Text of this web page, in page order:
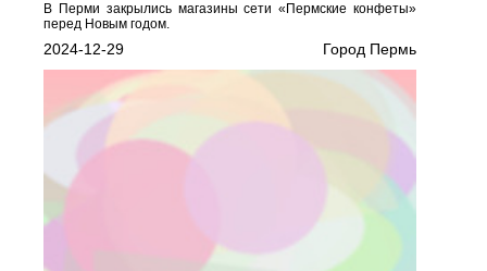
В Перми закрылись магазины сети «Пермские конфеты»
перед Новым годом.
2024-12-29 Город Пермь